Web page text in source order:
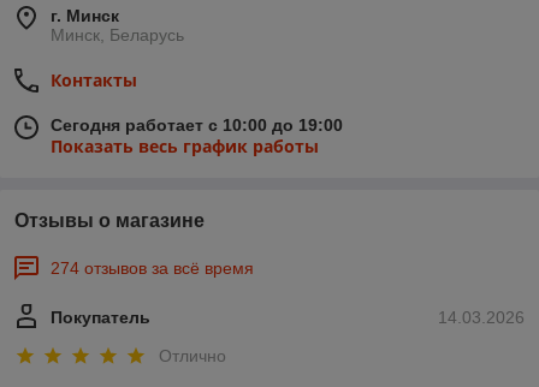
г. Минск
Минск, Беларусь
Контакты
Сегодня работает с 10:00 до 19:00
Показать весь график работы
Отзывы о магазине
274 отзывов за всё время
14.03.2026
Покупатель
Отлично